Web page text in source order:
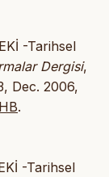
-Tarihsel
Dergisi,
Dec. 2006,
.
-Tarihsel